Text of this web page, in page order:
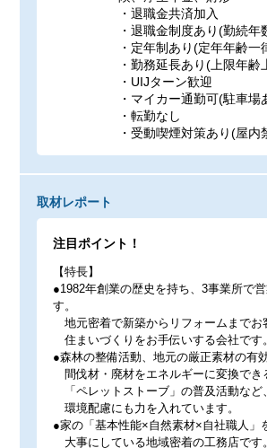
・退職金共済加入
・退職金制度あり(勤続年
・定年制あり(定年年齢一
・勤務延長あり(上限年齢
・UIJターン歓迎
・マイカー通勤可(駐車場
・転勤なし
・受動喫煙対策あり(屋内
取材レポート
注目ポイント！
【特長】
●1982年創業の歴史を持ち、3事業所で
す。
地元密着で新築からリフォームまでお
住まいづくりをお手伝いする会社です。
●森林の整備活動、地元の厳正素材の有効
間伐材・廃材をエネルギーに変換でき
「ペレットストーブ」の普及活動など、
環境配慮にも力を入れています。
●家の「基本性能×自然素材×自社職人」
大事にしている地域密着の工務店です。